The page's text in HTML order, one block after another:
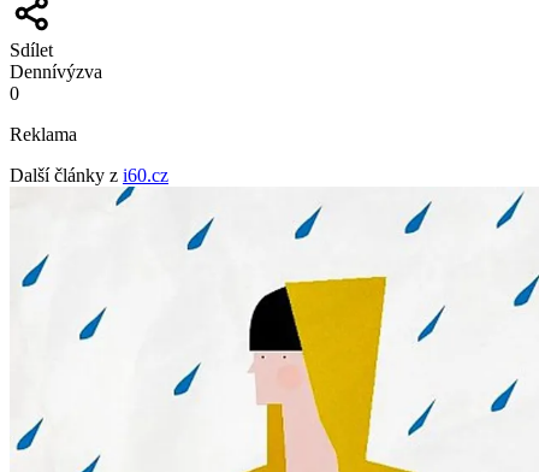
Sdílet
Dennívýzva
0
Reklama
Další články z i60.cz